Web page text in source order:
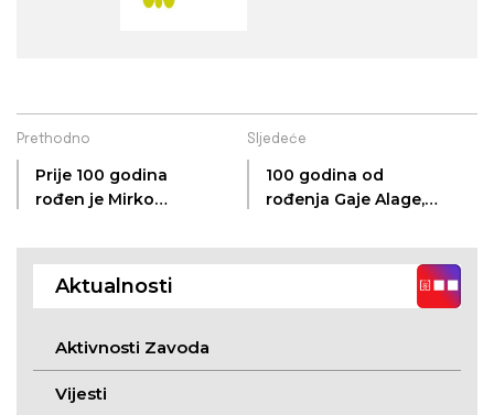
Prethodno
Prije 100 godina
rođen je Mirko
šumarski genetičar
(Lemeš, 29. 10. 1924. –
Zagreb, 15. 8. 2002.)
Sljedeće
100 godina od
rođenja Gaje Alage,
teorijskog
nuklearnog fizičara
Aktualnosti
Aktivnosti Zavoda
Vijesti